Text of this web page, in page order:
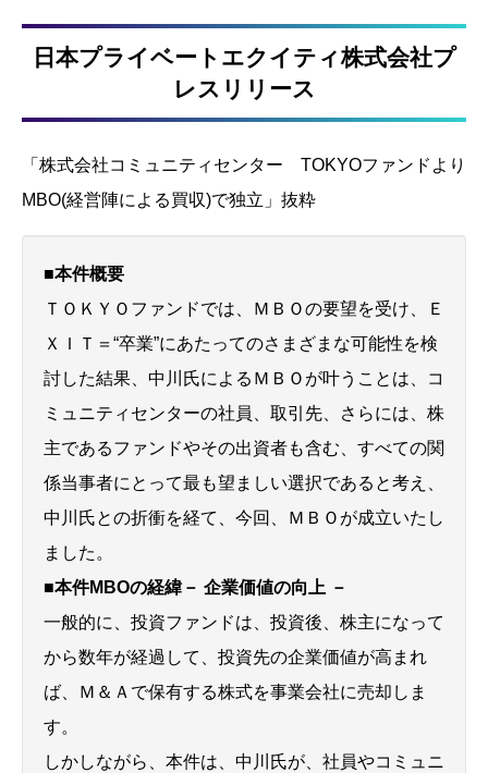
日本プライベートエクイティ株式会社プ
レスリリース
「株式会社コミュニティセンター TOKYOファンドより
MBO(経営陣による買収)で独立」抜粋
■本件概要
ＴＯＫＹＯファンドでは、ＭＢＯの要望を受け、Ｅ
ＸＩＴ＝“卒業”にあたってのさまざまな可能性を検
討した結果、中川氏によるＭＢＯが叶うことは、コ
ミュニティセンターの社員、取引先、さらには、株
主であるファンドやその出資者も含む、すべての関
係当事者にとって最も望ましい選択であると考え、
中川氏との折衝を経て、今回、ＭＢＯが成立いたし
ました。
■本件MBOの経緯－ 企業価値の向上 －
一般的に、投資ファンドは、投資後、株主になって
から数年が経過して、投資先の企業価値が高まれ
ば、Ｍ＆Ａで保有する株式を事業会社に売却しま
す。
しかしながら、本件は、中川氏が、社員やコミュニ